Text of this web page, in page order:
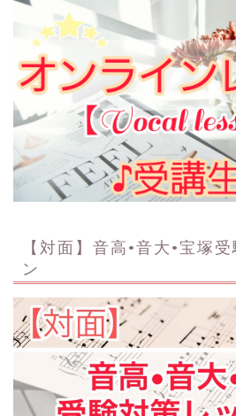
【対面】音高•音大•宝塚
ン